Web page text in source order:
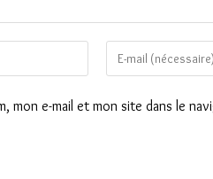
Enter
your
mon e-mail et mon site dans le